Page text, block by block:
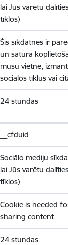
lai Jūs varētu
tīklos)
Šīs sīkdatnes ir
un satura
mūsu vietnē,
sociālos tīklus vai
24 stundas
__cfduid
Sociālo mediju
lai Jūs varētu
tīklos)
Cookie is needed
sharing content
24 stundas